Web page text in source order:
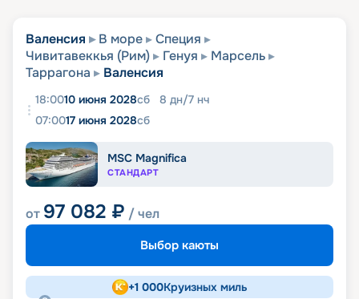
Валенсия В море
Специя
Чивитавеккья (Рим)
Генуя
Марсель
Таррагона
Валенсия
18:0010 июня 2028сб 8 дн/7 нч
07:0017 июня 2028сб
MSC Magnifica
СТАНДАРТ
от 97 082 ₽ / чел
Выбор каюты
+1 000Круизных миль